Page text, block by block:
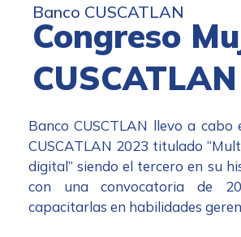
Banco CUSCATLAN
Congreso
Banco CUSCTLAN llevo a cabo
CUSCATLAN 2023 titulado
digital” siendo el tercero en su
con una convocatoria de
capacitarlas en habilidades